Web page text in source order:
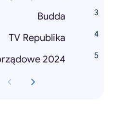
Budda
TV Republika